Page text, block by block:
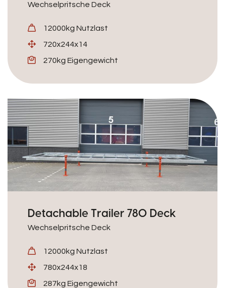
Wechselpritsche Deck
12000kg Nutzlast
720x244x14
270kg Eigengewicht
Detachable Trailer 780 Deck
Wechselpritsche Deck
12000kg Nutzlast
780x244x18
287kg Eigengewicht